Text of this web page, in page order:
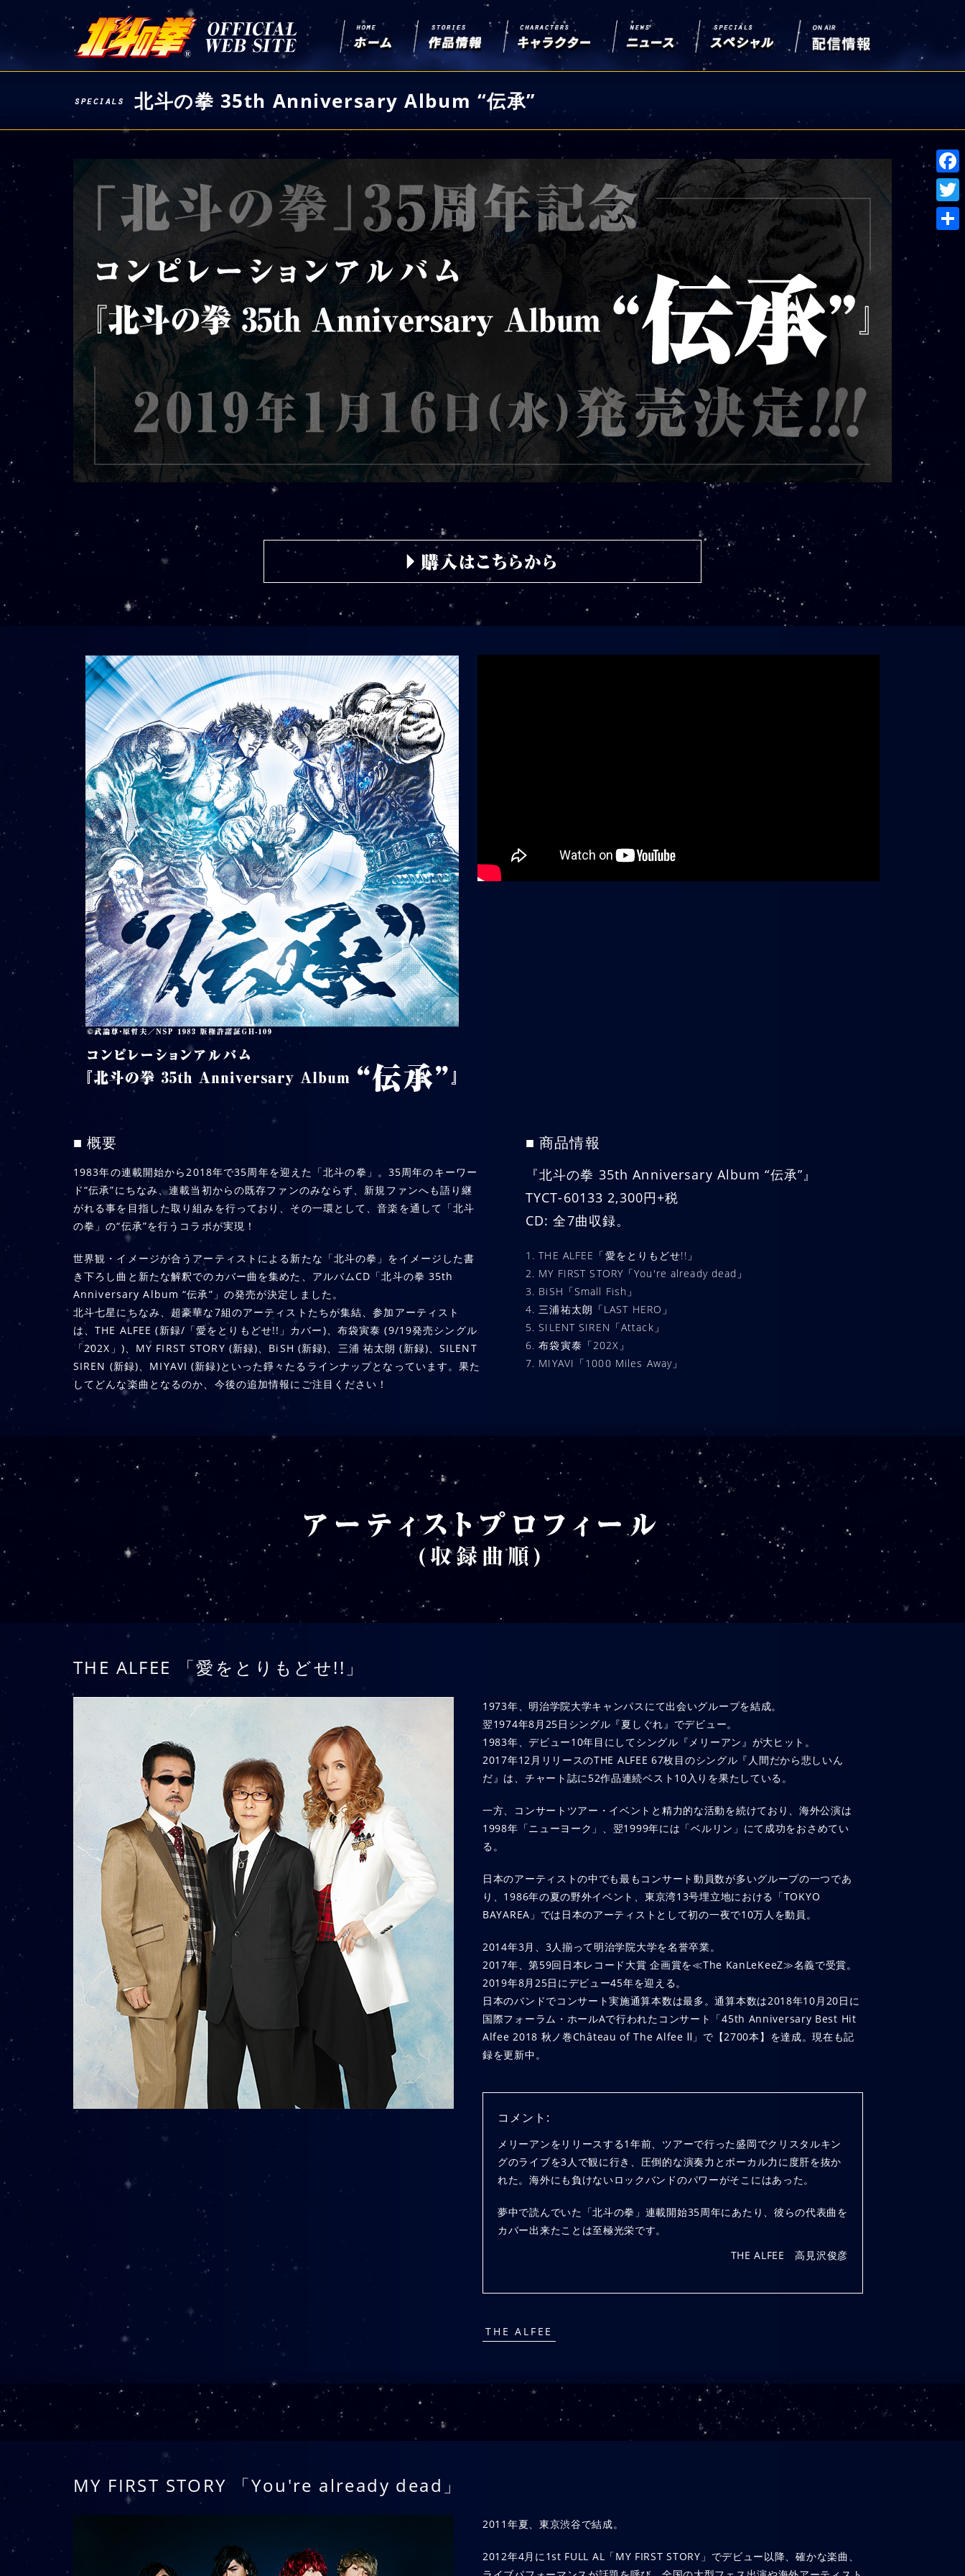
北斗の拳 35th Anniversary Album “伝承”
■ 概要
1983年の連載開始から2018年で35周年を迎えた「北斗の拳」。35周年のキーワー
ド“伝承”にちなみ、連載当初からの既存ファンのみならず、新規ファンへも語り継
がれる事を目指した取り組みを行っており、その一環として、音楽を通して「北斗
の拳」の“伝承”を行うコラボが実現！
世界観・イメージが合うアーティストによる新たな「北斗の拳」をイメージした書
き下ろし曲と新たな解釈でのカバー曲を集めた、アルバムCD「北斗の拳 35th
Anniversary Album “伝承”」の発売が決定しました。
北斗七星にちなみ、超豪華な7組のアーティストたちが集結、参加アーティスト
は、THE ALFEE (新録/「愛をとりもどせ!!」カバー)、布袋寅泰 (9/19発売シングル
「202X」)、MY FIRST STORY (新録)、BiSH (新録)、三浦 祐太朗 (新録)、SILENT
SIREN (新録)、MIYAVI (新録)といった錚々たるラインナップとなっています。果た
してどんな楽曲となるのか、今後の追加情報にご注目ください！
■ 商品情報
『北斗の拳 35th Anniversary Album “伝承”』
TYCT-60133 2,300円+税
CD: 全7曲収録。
1. THE ALFEE「愛をとりもどせ!!」
2. MY FIRST STORY「You're already dead」
3. BiSH「Small Fish」
4. 三浦祐太朗「LAST HERO」
5. SILENT SIREN「Attack」
6. 布袋寅泰「202X」
7. MIYAVI「1000 Miles Away」
THE ALFEE 「愛をとりもどせ!!」
1973年、明治学院大学キャンパスにて出会いグループを結成。
翌1974年8月25日シングル『夏しぐれ』でデビュー。
1983年、デビュー10年目にしてシングル『メリーアン』が大ヒット。
2017年12月リリースのTHE ALFEE 67枚目のシングル『人間だから悲しいん
だ』は、チャート誌に52作品連続ベスト10入りを果たしている。
一方、コンサートツアー・イベントと精力的な活動を続けており、海外公演は
1998年「ニューヨーク」、翌1999年には「ベルリン」にて成功をおさめてい
る。
日本のアーティストの中でも最もコンサート動員数が多いグループの一つであ
り、1986年の夏の野外イベント、東京湾13号埋立地における「TOKYO
BAYAREA」では日本のアーティストとして初の一夜で10万人を動員。
2014年3月、3人揃って明治学院大学を名誉卒業。
2017年、第59回日本レコード大賞 企画賞を≪The KanLeKeeZ≫名義で受賞。
2019年8月25日にデビュー45年を迎える。
日本のバンドでコンサート実施通算本数は最多。通算本数は2018年10月20日に
国際フォーラム・ホールAで行われたコンサート「45th Anniversary Best Hit
Alfee 2018 秋ノ巻Château of The Alfee Ⅱ」で【2700本】を達成。現在も記
録を更新中。
コメント:
メリーアンをリリースする1年前、ツアーで行った盛岡でクリスタルキン
グのライブを3人で観に行き、圧倒的な演奏力とボーカル力に度肝を抜か
れた。海外にも負けないロックバンドのパワーがそこにはあった。
夢中で読んでいた「北斗の拳」連載開始35周年にあたり、彼らの代表曲を
カバー出来たことは至極光栄です。
THE ALFEE 高見沢俊彦
THE ALFEE
MY FIRST STORY 「You're already dead」
2011年夏、東京渋谷で結成。
2012年4月に1st FULL AL「MY FIRST STORY」でデビュー以降、確かな楽曲、
共